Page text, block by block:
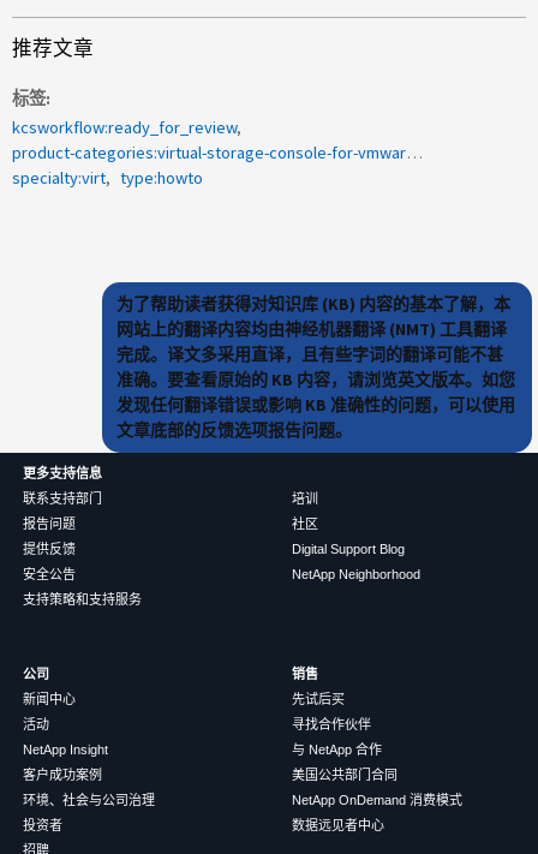
推荐文章
标签
kcsworkflow:ready_for_review
product-categories:virtual-storage-console-for-vmware-vsphere
specialty:virt
type:howto
为了帮助读者获得对知识库 (KB) 内容的基本了解，本
网站上的翻译内容均由神经机器翻译 (NMT) 工具翻译
完成。译文多采用直译，且有些字词的翻译可能不甚
准确。要查看原始的 KB 内容，请浏览英文版本。如您
发现任何翻译错误或影响 KB 准确性的问题，可以使用
文章底部的反馈选项报告问题。
更多支持信息
联系支持部门
报告问题
提供反馈
安全公告
支持策略和支持服务
培训
社区
Digital Support Blog
NetApp Neighborhood
公司
新闻中心
活动
NetApp Insight
客户成功案例
环境、社会与公司治理
投资者
招聘
销售
先试后买
寻找合作伙伴
与 NetApp 合作
美国公共部门合同
NetApp OnDemand 消费模式
数据远见者中心